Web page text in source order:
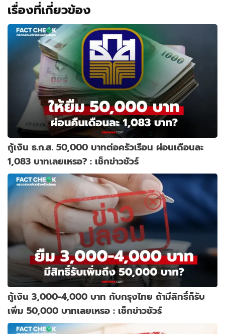
เรื่องที่เกี่ยวข้อง
กู้เงิน ธ.ก.ส. 50,000 บาทต่อครัวเรือน ผ่อนเดือนละ
1,083 บาทเลยเหรอ? : เช็กข่าวชัวร์
กู้เงิน 3,000-4,000 บาท กับกรุงไทย ถ้ามีสิทธิ์ก็รับ
เพิ่ม 50,000 บาทเลยเหรอ : เช็กข่าวชัวร์